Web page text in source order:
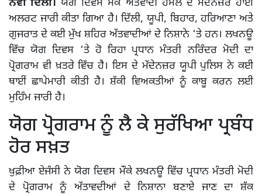
ਨਵੀਂ ਦਿੱਲੀ। ਯੋਗ ਦਿਵਸ ਮੌਕੇ ਅੱਤਵਾਦੀ ਹਮਲੇ ਦੇ ਮੱਦੇਨਜ਼ਰ ਹਾਈ
ਅਲਰਟ ਜਾਰੀ ਕੀਤਾ ਗਿਆ ਹੈ। ਦਿੱਲੀ, ਯੂਪੀ, ਬਿਹਾਰ, ਹਰਿਆਣਾ ਅਤੇ
ਗੁਜਰਾਤ ਦੇ ਕਈ ਮੁੱਖ ਸ਼ਹਿਰ ਅੱਤਵਾਦੀਆਂ ਦੇ ਨਿਸ਼ਾਨੇ ‘ਤੇ ਹਨ। ਲਖਨਊ
ਵਿੱਚ ਯੋਗ ਦਿਵਸ ‘ਤੇ ਹੋ ਰਿਹਾ ਪ੍ਰਧਾਨ ਮੰਤਰੀ ਨਰਿੰਦਰ ਮੋਦੀ ਦਾ
ਪ੍ਰੋਗਰਾਮ ਵੀ ਖ਼ਤਰੇ ਵਿੱਚ ਹੈ। ਇਸ ਦੇ ਮੱਦੇਨਜ਼ਰ ਯੂਪੀ ਪੁਲਿਸ ਨੇ ਕਈ
ਥਾਈਂ ਛਾਪੇਮਾਰੀ ਕੀਤੀ ਹੈ। ਸ਼ੱਕੀ ਵਿਅਕਤੀਆਂ ਨੂੰ ਕਾਬੂ ਕਰਨ ਲਈ
ਮੁਹਿੰਮ ਜਾਰੀ ਹੈ।
ਯੋਗ ਪ੍ਰੋਗਰਾਮ ਨੂੰ ਲੈ ਕੇ ਸੁਰੱਖਿਆ ਪ੍ਰਬੰਧ
ਹੋਰ ਸਖ਼ਤ
ਖੁਫ਼ੀਆ ਏਜੰਸੀ ਨੇ ਯੋਗ ਦਿਵਸ ਮੌਕੇ ਲਖਨਊ ਵਿੱਚ ਪ੍ਰਧਾਨ ਮੰਤਰੀ ਮੋਦੀ
ਦੇ ਪ੍ਰੋਗਰਾਮ ਨੂੰ ਅੱਤਾਵਦੀਆਂ ਦੇ ਨਿਸ਼ਾਨਾ ਬਣਾਏ ਜਾਣ ਦਾ ਸ਼ੱਕ